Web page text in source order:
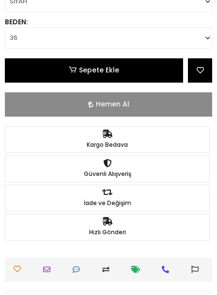
BEDEN:
Sepete Ekle
Hemen Al
Kargo Bedava
Güvenli Alışveriş
İade ve Değişim
Hızlı Gönderi